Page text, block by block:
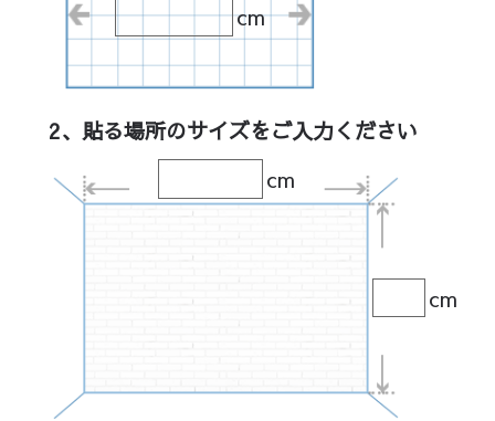
cm
2、貼る場所のサイズをご入力ください
cm
cm